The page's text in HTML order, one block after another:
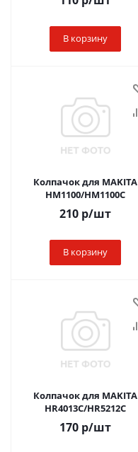
В корзину
Колпачок для MAKITA
HM1100/HM1100C
210 р/шт
В корзину
Колпачок для MAKITA
HR4013C/HR5212C
170 р/шт